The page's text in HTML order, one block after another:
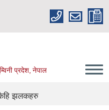
प्रदेश, नेपाल
केहि झलकहरु